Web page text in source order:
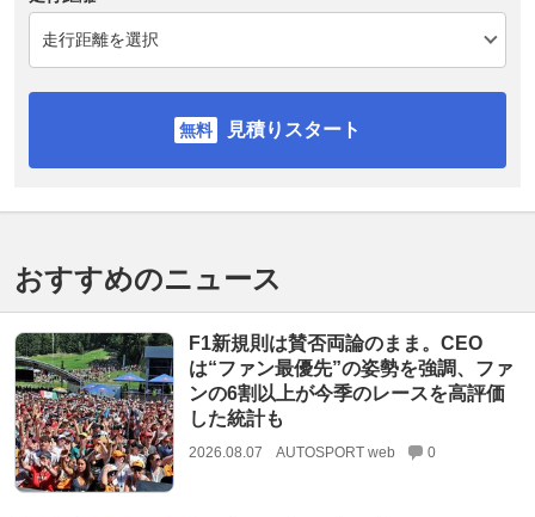
見積りスタート
おすすめのニュース
F1新規則は賛否両論のまま。CEO
は“ファン最優先”の姿勢を強調、ファ
ンの6割以上が今季のレースを高評価
した統計も
2026.08.07 AUTOSPORT web 0